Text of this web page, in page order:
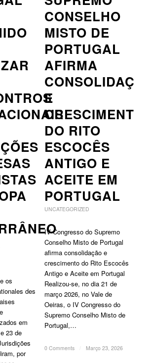
os
des
em
23 de
por
CONSELHO
MISTO DE
PORTUGAL
AFIRMA
E
CRESCIMENTO
DO RITO
ESCOCÊS
ANTIGO E
ACEITE EM
PORTUGAL
UNCATEGORIZED
IV Congresso do Supremo
Conselho Misto de Portugal
afirma consolidação e
crescimento do Rito Escocês
Antigo e Aceite em Portugal
Realizou-se, no dia 21 de
março 2026, no Vale de
Oeiras, o IV Congresso do
Supremo Conselho Misto de
Portugal,…
0 Comments Março 23, 2026